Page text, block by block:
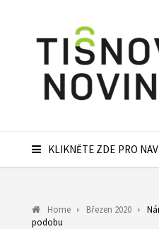
KLIKNĚTE ZDE PRO
Home Březen 2020
podobu